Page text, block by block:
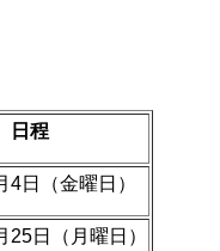
日程
4日（金曜日）
25日（月曜日）